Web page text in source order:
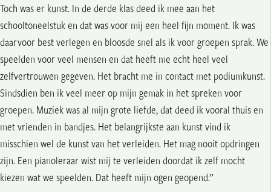
Toch was er kunst. In de derde klas deed ik mee aan het
schooltoneelstuk en dat was voor mij een heel fijn moment. Ik was
daarvoor best verlegen en bloosde snel als ik voor groepen sprak. We
speelden voor veel mensen en dat heeft me echt heel veel
zelfvertrouwen gegeven. Het bracht me in contact met podiumkunst.
Sindsdien ben ik veel meer op mijn gemak in het spreken voor
groepen. Muziek was al mijn grote liefde, dat deed ik vooral thuis en
met vrienden in bandjes. Het belangrijkste aan kunst vind ik
misschien wel de kunst van het verleiden. Het mag nooit opdringen
zijn. Een pianoleraar wist mij te verleiden doordat ik zelf mocht
kiezen wat we speelden. Dat heeft mijn ogen geopend.”